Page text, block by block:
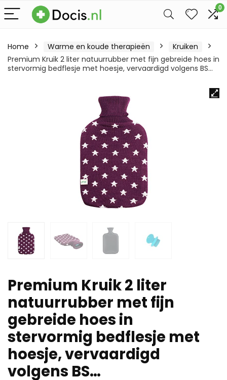
0
Home Warme en koude therapieën
Kruiken
Premium Kruik 2 liter natuurrubber met fijn gebreide hoes in
stervormig bedflesje met hoesje, vervaardigd volgens BS…
Premium Kruik 2 liter
natuurrubber met fijn
gebreide hoes in
stervormig bedflesje met
hoesje, vervaardigd
volgens BS…